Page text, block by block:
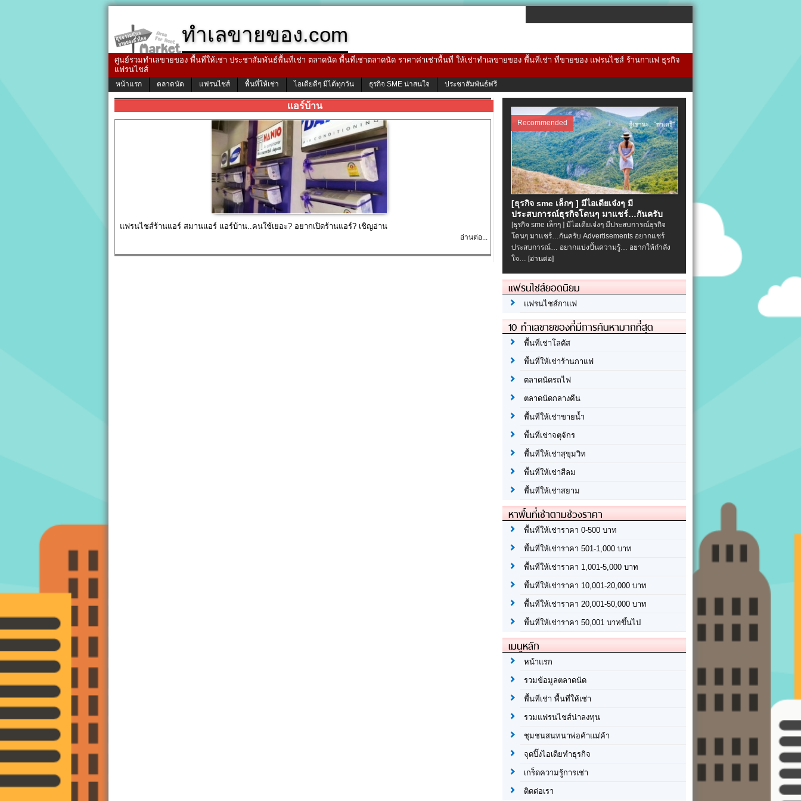
ทำเลขายของ.com
ศูนย์รวมทำเลขายของ พื้นที่ให้เช่า ประชาสัมพันธ์พื้นที่เช่า ตลาดนัด พื้นที่เช่าตลาดนัด ราคาค่าเช่าพื้นที่ ให้เช่าทำเลขายของ พื้นที่เช่า ที่ขายของ แฟรนไชส์ ร้านกาแฟ ธุรกิจ
แฟรนไชส์
หน้าแรก ตลาดนัด แฟรนไชส์ พื้นที่ให้เช่า ไอเดียดีๆ มีได้ทุกวัน ธุรกิจ SME น่าสนใจ ประชาสัมพันธ์ฟรี
แอร์บ้าน
แฟรนไชส์ร้านแอร์ สมานแอร์ แอร์บ้าน..คนใช้เยอะ? อยากเปิดร้านแอร์? เชิญอ่าน
อ่านต่อ...
Recommended
[ธุรกิจ sme เล็กๆ ] มีไอเดียเจ๋งๆ มี
ประสบการณ์ธุรกิจโดนๆ มาแชร์…กันครับ
[ธุรกิจ sme เล็กๆ ] มีไอเดียเจ๋งๆ มีประสบการณ์ธุรกิจ
โดนๆ มาแชร์…กันครับ Advertisements อยากแชร์
ประสบการณ์… อยากแบ่งปั้นความรู้… อยากให้กำลัง
ใจ… [อ่านต่อ]
แฟรนไชส์ยอดนิยม
แฟรนไชส์กาแฟ
10 ทำเลขายของที่มีการค้นหามากที่สุด
พื้นที่เช่าโลตัส
พื้นที่ให้เช่าร้านกาแฟ
ตลาดนัดรถไฟ
ตลาดนัดกลางคืน
พื้นที่ให้เช่าขายน้ำ
พื้นที่เช่าจตุจักร
พื้นที่ให้เช่าสุขุมวิท
พื้นที่ให้เช่าสีลม
พื้นที่ให้เช่าสยาม
หาพื้นที่เช่าตามช่วงราคา
พื้นที่ให้เช่าราคา 0-500 บาท
พื้นที่ให้เช่าราคา 501-1,000 บาท
พื้นที่ให้เช่าราคา 1,001-5,000 บาท
พื้นที่ให้เช่าราคา 10,001-20,000 บาท
พื้นที่ให้เช่าราคา 20,001-50,000 บาท
พื้นที่ให้เช่าราคา 50,001 บาทขึ้นไป
เมนูหลัก
หน้าแรก
รวมข้อมูลตลาดนัด
พื้นที่เช่า พื้นที่ให้เช่า
รวมแฟรนไชส์น่าลงทุน
ชุมชนสนทนาพ่อค้าแม่ค้า
จุดปิ๊งไอเดียทำธุรกิจ
เกร็ดความรู้การเช่า
ติดต่อเรา